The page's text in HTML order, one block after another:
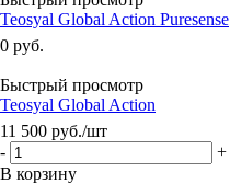
Teosyal Global Action Puresense
0 руб.
Быстрый просмотр
Teosyal Global Action
11 500 руб./шт
-
+
В корзину